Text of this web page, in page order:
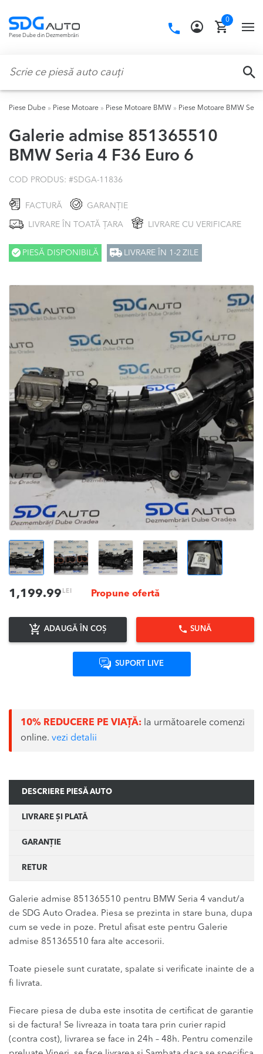
navigation
content
Piese Dube din Dezmembrări
Call
0
Piese Dube » Piese Motoare » Piese Motoare BMW » Piese Motoare BMW Seria
Galerie admise 851365510
BMW Seria 4 F36 Euro 6
COD PRODUS: #SDGA-11836
FACTURĂ GARANȚIE
LIVRARE ÎN TOATĂ ȚARA LIVRARE CU VERIFICARE
PIESĂ DISPONIBILĂ LIVRARE ÎN 1-2 ZILE
1,199.99 LEI Propune ofertă
ADAUGĂ ÎN COȘ SUNĂ
SUPORT LIVE
10% REDUCERE PE VIAȚĂ: la următoarele comenzi
online. vezi detalii
DESCRIERE PIESĂ AUTO
LIVRARE ȘI PLATĂ
GARANȚIE
RETUR
Galerie admise 851365510 pentru BMW Seria 4 vandut/a
de SDG Auto Oradea. Piesa se prezinta in stare buna, dupa
cum se vede in poze. Pretul afisat este pentru Galerie
admise 851365510 fara alte accesorii.
Toate piesele sunt curatate, spalate si verificate inainte de a
fi livrata.
Fiecare piesa de duba este insotita de certificat de garantie
si de factura! Se livreaza in toata tara prin curier rapid
(contra cost), livrarea se face in 24h – 48h. Pentru comenzile